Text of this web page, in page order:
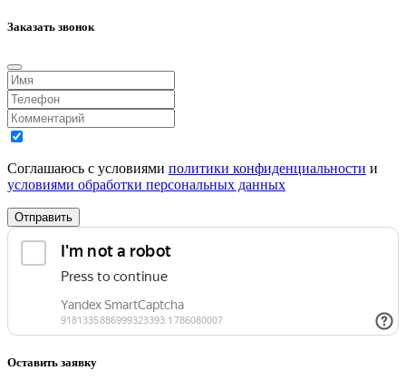
Заказать звонок
Соглашаюсь с условиями политики конфиденциальности и
условиями обработки персональных данных
Отправить
Оставить заявку